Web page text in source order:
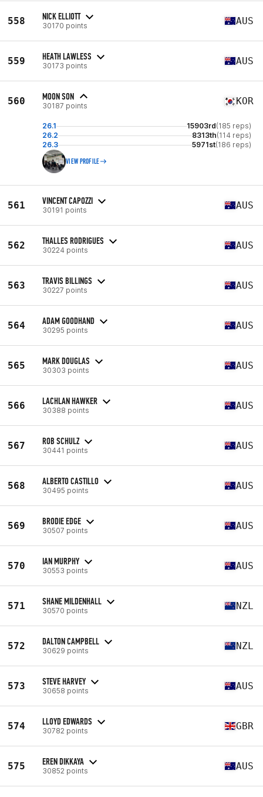
558 NICK ELLIOTT
30170 points AUS
559 HEATH LAWLESS
30173 points AUS
560 MOON SON
30187 points KOR
26.1 15903rd(185 reps)
26.2
8313th(114 reps)
26.3
5971st(186 reps)
VIEW PROFILE
561 VINCENT CAPOZZI
30191 points AUS
562 THALLES RODRIGUES
30224 points AUS
563 TRAVIS BILLINGS
30227 points AUS
564 ADAM GOODHAND
30295 points AUS
565 MARK DOUGLAS
30303 points AUS
566 LACHLAN HAWKER
30388 points AUS
567 ROB SCHULZ
30441 points AUS
568 ALBERTO CASTILLO
30495 points AUS
569 BRODIE EDGE
30507 points AUS
570 IAN MURPHY
30553 points AUS
571 SHANE MILDENHALL
30570 points NZL
572 DALTON CAMPBELL
30629 points NZL
573 STEVE HARVEY
30658 points AUS
574 LLOYD EDWARDS
30782 points GBR
575 EREN DIKKAYA
30852 points AUS